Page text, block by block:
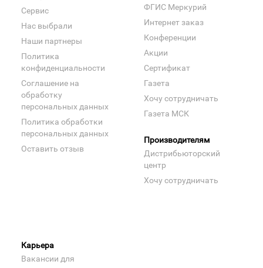
Сервис
Нас выбрали
Наши партнеры
Политика
конфиденциальности
Соглашение на
обработку
персональных данных
Политика обработки
персональных данных
Оставить отзыв
ФГИС Меркурий
Интернет заказ
Конференции
Акции
Сертификат
Газета
Хочу сотрудничать
Газета МСК
Производителям
Дистрибьюторский
центр
Хочу сотрудничать
Карьера
Вакансии для